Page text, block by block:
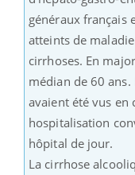
généraux français
atteints de
cirrhoses. En
médian de 60 ans.
avaient été vus en
hospitalisation
hôpital de jour.
La cirrhose